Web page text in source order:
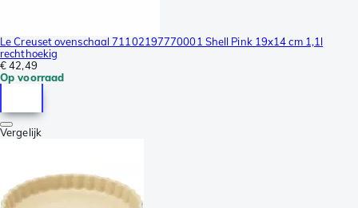
Le Creuset ovenschaal 71102197770001 Shell Pink 19x14 cm 1,1l
rechthoekig
€ 42,49
Op voorraad
Vergelijk